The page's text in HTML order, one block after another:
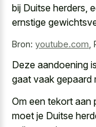
bij Duitse herders,
ernstige
Bron: youtube.com
Deze aandoening
gaat vaak gepaard
Om een tekort aan
moet je Duitse